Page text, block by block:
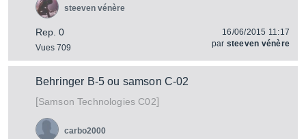
Rep. 0
Vues 709
steeven vénère
16/06/2015 11:17
par steeven vénère
Behringer B-5 ou samson C-02
[Samson Technologies C02]
carbo2000